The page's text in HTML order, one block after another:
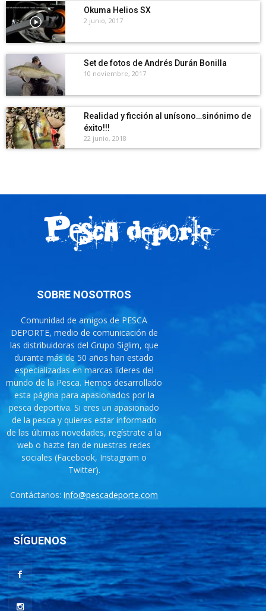
Okuma Helios SX
2 junio, 2017
Set de fotos de Andrés Durán Bonilla
10 noviembre, 2017
Realidad y ficción al unísono…sinónimo de
éxito!!!
22 junio, 2018
SOBRE NOSOTROS
Comunidad de amigos de PESCA
DEPORTE, medio de comunicación de
las distribuidoras del Grupo Siglim, que
durante más de 50 años han estado
especializadas en marcas líderes del
mundo de la Pesca. Hemos desarrollado
esta página para apasionados por la
pesca deportiva. Si eres un apasionado
de la pesca y quieres estar informado
de las últimas novedades, regístrate a la
web o hazte fan de nuestras redes
sociales (Facebook, Instagram o
Twitter).
Contáctanos:info@pescadeporte.com
SÍGUENOS